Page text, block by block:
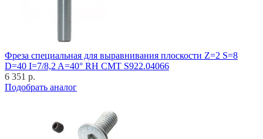
Фреза специальная для выравнивания плоскости Z=2 S=8
D=40 I=7/8,2 A=40° RH CMT S922.04066
6 351 р.
Подобрать аналог